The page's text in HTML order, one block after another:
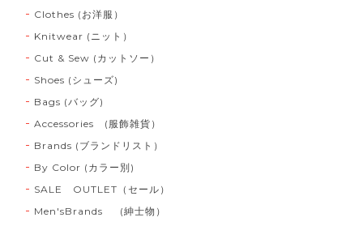
Clothes (お洋服）
Knitwear (ニット）
Cut & Sew (カットソー）
Shoes (シューズ)
Bags (バッグ)
Accessories (服飾雑貨）
Brands (ブランドリスト）
By Color (カラー別)
SALE OUTLET（セール）
Men'sBrands (紳士物）